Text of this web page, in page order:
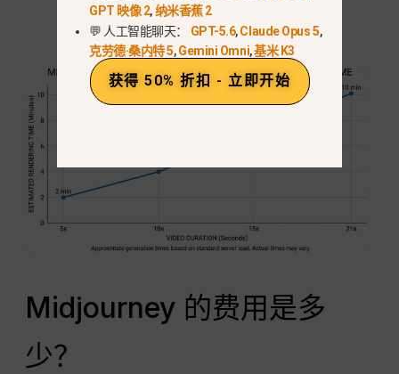
方案。.
Midjourney 的费用是多
少？
GPT 映像 2,纳米香蕉 2
💬 人工智能聊天： GPT-5.6,Claude Opus 5,
克劳德·桑内特 5,Gemini Omni,基米 K3
获得 50% 折扣 - 立即开始